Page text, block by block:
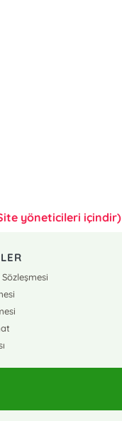
yöneticileri içindir)